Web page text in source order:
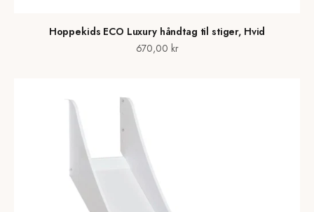
Hoppekids ECO Luxury håndtag til stiger, Hvid
Salgspris
670,00 kr